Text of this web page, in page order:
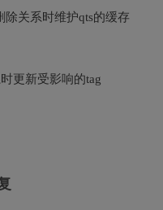
除关系时维护qts的缓存
更新受影响的tag